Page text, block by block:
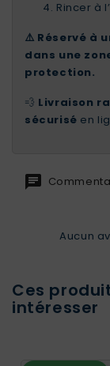
Rincer à
⚠️ Réservé à
dans une
protection.
💨 Livraison
sécurisé en
Aucun
Ces
intéresser